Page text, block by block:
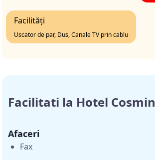
Facilități
Uscator de par, Dus, Canale TV prin cablu
Facilitati la Hotel Cosmin
Afaceri
Fax